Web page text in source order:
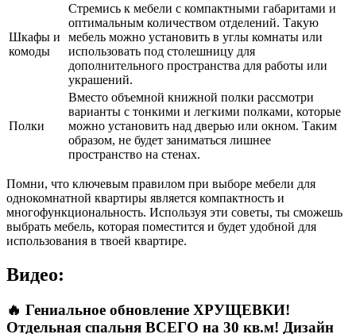
Шкафы и
комоды
Стремись к мебели с компактными габаритами и
оптимальным количеством отделений. Такую
мебель можно установить в углы комнаты или
использовать под столешницу для
дополнительного пространства для работы или
украшений.
Полки
Вместо объемной книжной полки рассмотри
варианты с тонкими и легкими полками, которые
можно установить над дверью или окном. Таким
образом, не будет заниматься лишнее
пространство на стенах.
Помни, что ключевым правилом при выборе мебели для
однокомнатной квартиры является компактность и
многофункциональность. Используя эти советы, ты сможешь
выбрать мебель, которая поместится и будет удобной для
использования в твоей квартире.
Видео:
🔥 Гениальное обновление ХРУЩЕВКИ!
Отдельная спальня ВСЕГО на 30 кв.м! Дизайн